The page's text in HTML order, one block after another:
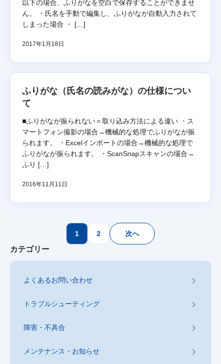
カテゴリー
よくあるお問い合わせ
トラブルシューティング
障害・不具合
メンテナンス・お知らせ
以下の場合、ふりがなを空白で保存することができませ
ん。 ・氏名を手動で編集し、ふりがなが自動入力されて
しまった場合 ・ […]
2017年1月18日
ふりがな（氏名の読みがな）の仕様につい
て
■ふりがなが振られない＝取り込み方法による違い ・ス
マートフォン撮影の場合→機械的な処理でふりがなが振
られます。 ・Excelインポートの場合→機械的な処理で
ふりがなが振られます。 ・ScanSnapスキャンの場合→
ふり […]
2016年11月11日
投
稿
ー
1 2 次へ